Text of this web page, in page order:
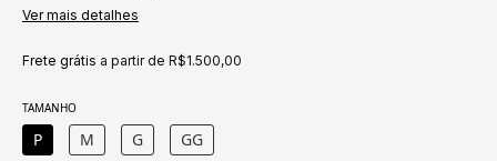
Ver mais detalhes
Frete grátis a partir de R$1.500,00
TAMANHO
P M G GG